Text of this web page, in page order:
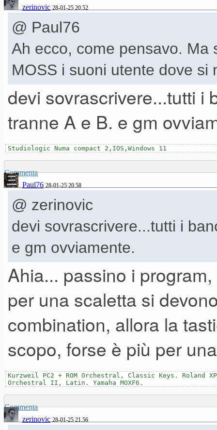
zerinovic 28-01-25 20.52
@ Paul76
Ah ecco, come pensavo. Ma
MOSS i suoni utente dove si
devi sovrascrivere...tutti i
tranne A e B. e gm
Studiologic Numa compact 2,IOS,Windows 11
Commenta
Paul76 28-01-25 20.58
@ zerinovic
devi sovrascrivere...tutti i
e gm ovviamente.
Ahia... passino i
per una scaletta si
combination, allora la
scopo, forse è più per
Kurzweil PC2 + ROM Orchestral, Classic Keys. Roland
Orchestral II, Latin. Yamaha MOXF6.
Commenta
zerinovic 28-01-25 21.56